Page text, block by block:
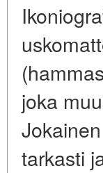
joka
tarkasti